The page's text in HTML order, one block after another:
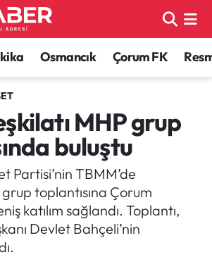
Osmancık Çorum FK
MHP grup
buluştu
Partisi’nin TBMM’de
toplantısına Çorum
katılım sağlandı. Toplantı,
Devlet Bahçeli’nin
Haberleri
Eczaneler
Vakitleri
Yoğunluk Haritası
Durumu ve Fikstür